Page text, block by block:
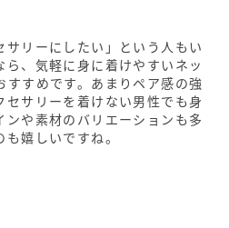
サリーにしたい」という人もい
、気軽に身に着けやすいネッ
すすめです。あまりペア感の強
セサリーを着けない男性でも身
ンや素材のバリエーションも多
嬉しいですね。